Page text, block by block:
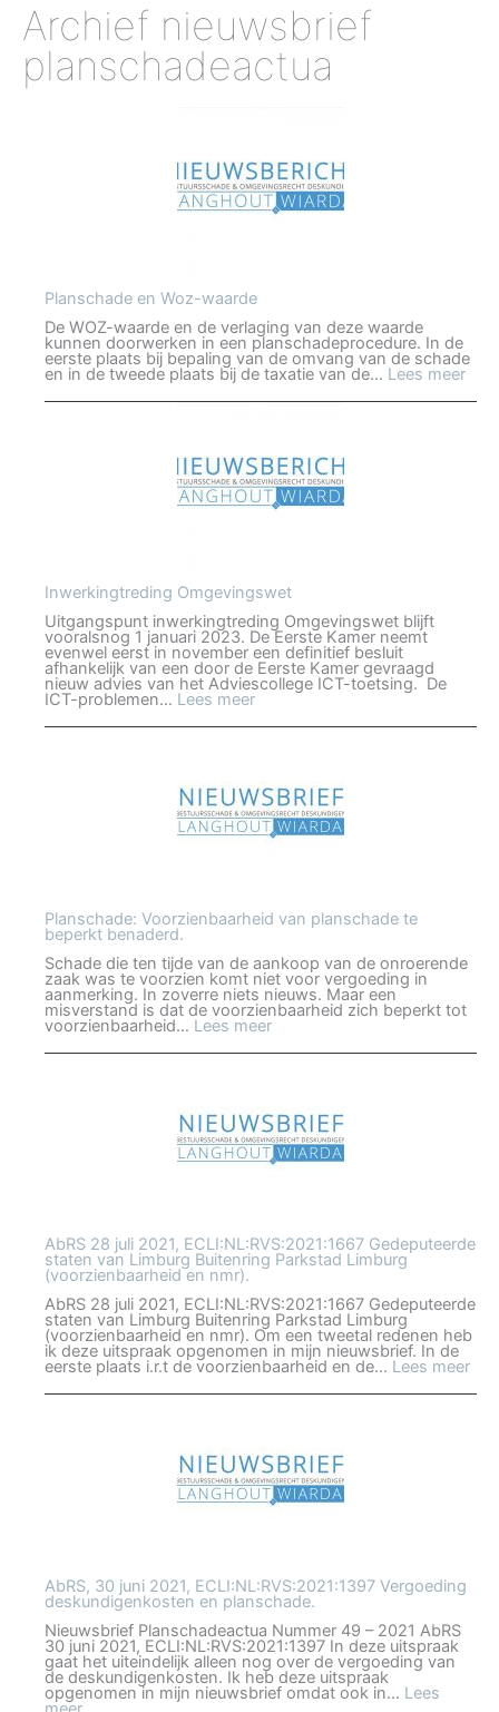
Archief nieuwsbrief
planschadeactua
Planschade en Woz-waarde
De WOZ-waarde en de verlaging van deze waarde
kunnen doorwerken in een planschadeprocedure. In de
eerste plaats bij bepaling van de omvang van de schade
en in de tweede plaats bij de taxatie van de… Lees meer:
en
Inwerkingtreding Omgevingswet
Uitgangspunt inwerkingtreding Omgevingswet blijft
vooralsnog 1 januari 2023. De Eerste Kamer neemt
evenwel eerst in november een definitief besluit
afhankelijk van een door de Eerste Kamer gevraagd
nieuw advies van het Adviescollege ICT-toetsing. De
ICT-problemen… Lees meer:
Omgevingswet
Planschade: Voorzienbaarheid van planschade te
beperkt benaderd.
Schade die ten tijde van de aankoop van de onroerende
zaak was te voorzien komt niet voor vergoeding in
aanmerking. In zoverre niets nieuws. Maar een
misverstand is dat de voorzienbaarheid zich beperkt tot
voorzienbaarheid… Lees meer:
Voorzienbaarheid
beperkt
benaderd.
AbRS 28 juli 2021, ECLI:NL:RVS:2021:1667 Gedeputeerde
staten van Limburg Buitenring Parkstad Limburg
(voorzienbaarheid en nmr).
AbRS 28 juli 2021, ECLI:NL:RVS:2021:1667 Gedeputeerde
staten van Limburg Buitenring Parkstad Limburg
(voorzienbaarheid en nmr). Om een tweetal redenen heb
ik deze uitspraak opgenomen in mijn nieuwsbrief. In de
eerste plaats i.r.t de voorzienbaarheid en de… Lees meer:
28
AbRS, 30 juni 2021, ECLI:NL:RVS:2021:1397 Vergoeding
deskundigenkosten en planschade.
Nieuwsbrief Planschadeactua Nummer 49 – 2021 AbRS
30 juni 2021, ECLI:NL:RVS:2021:1397 In deze uitspraak
gaat het uiteindelijk alleen nog over de vergoeding van
de deskundigenkosten. Ik heb deze uitspraak
opgenomen in mijn nieuwsbrief omdat ook in… Lees
: